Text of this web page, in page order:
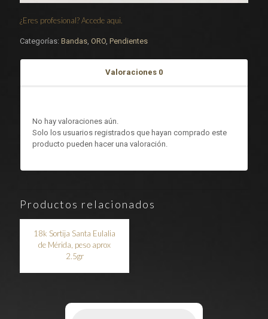
¿Eres profesional? Accede aqui.
Categorías: Bandas, ORO, Pendientes
Valoraciones 0
No hay valoraciones aún.
Solo los usuarios registrados que hayan comprado este
producto pueden hacer una valoración.
Productos relacionados
18k Sortija Santa Eulalia
de Mérida, peso aprox
2.5gr